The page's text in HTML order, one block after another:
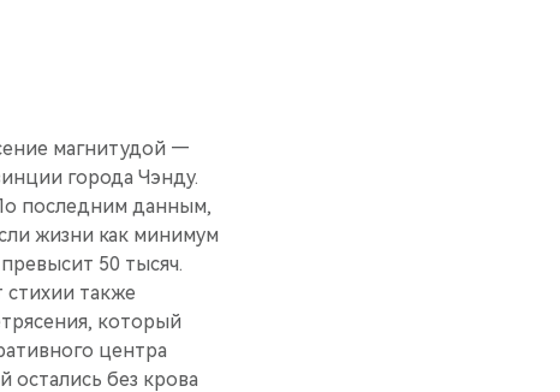
магнитудой —
города Чэнду.
последним данным,
жизни как минимум
50 тысяч.
стихии также
который
центра
остались без крова